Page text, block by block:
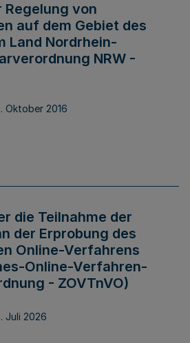
von
auf dem Gebiet des
Land Nordrhein-
NRW -
Oktober 2016
die Teilnahme der
der Erprobung des
Online-Verfahrens
Online-Verfahren-
- ZOVTnVO)
Juli 2026